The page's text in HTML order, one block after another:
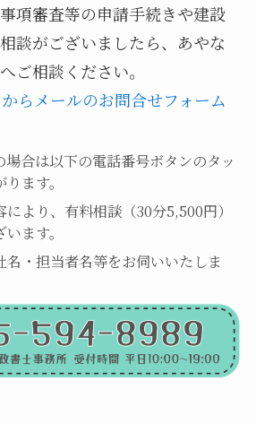
項審査等の申請手続きや建設
談がございましたら、あやな
ご相談ください。
らメールのお問合せフォーム
場合は以下の電話番号ボタンのタッ
ます。
より、有料相談（30分5,500円）
ます。
名・担当者名等をお伺いいたしま